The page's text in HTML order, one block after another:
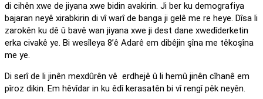
di cihên xwe de jiyana xwe bidin avakirin. Ji ber ku demografiya
bajaran neyê xirabkirin di vî warî de banga ji gelê me re heye. Dîsa li
zarokên ku dê û bavê wan jiyana xwe ji dest dane xwedîderketin
erka civakê ye. Bi wesîleya 8’ê Adarê em dibêjin şîna me têkoşîna
me ye.
Di serî de li jinên mexdûrên vê erdhejê û li hemû jinên cîhanê em
pîroz dikin. Em hêvîdar in ku êdî kerasatên bi vî rengî pêk neyên.